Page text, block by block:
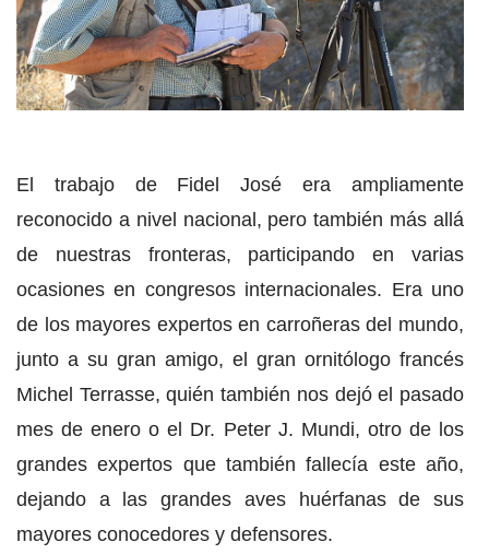
El trabajo de Fidel José era ampliamente
reconocido a nivel nacional, pero también más allá
de nuestras fronteras, participando en varias
ocasiones en congresos internacionales. Era uno
de los mayores expertos en carroñeras del mundo,
junto a su gran amigo, el gran ornitólogo francés
Michel Terrasse, quién también nos dejó el pasado
mes de enero o el Dr. Peter J. Mundi, otro de los
grandes expertos que también fallecía este año,
dejando a las grandes aves huérfanas de sus
mayores conocedores y defensores.